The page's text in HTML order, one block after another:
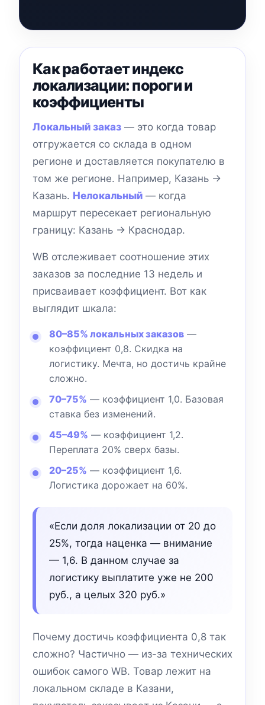
Как работает индекс
локализации: пороги и
коэффициенты
Локальный заказ — это когда товар
отгружается со склада в одном
регионе и доставляется покупателю в
том же регионе. Например, Казань →
Казань. Нелокальный — когда
маршрут пересекает региональную
границу: Казань → Краснодар.
WB отслеживает соотношение этих
заказов за последние 13 недель и
присваивает коэффициент. Вот как
выглядит шкала:
80–85% локальных заказов —
коэффициент 0,8. Скидка на
логистику. Мечта, но достичь крайне
сложно.
70–75% — коэффициент 1,0. Базовая
ставка без изменений.
45–49% — коэффициент 1,2.
Переплата 20% сверх базы.
20–25% — коэффициент 1,6.
Логистика дорожает на 60%.
«Если доля локализации от 20 до
25%, тогда наценка — внимание
— 1,6. В данном случае за
логистику выплатите уже не 200
руб., а целых 320 руб.»
Почему достичь коэффициента 0,8 так
сложно? Частично — из-за технических
ошибок самого WB. Товар лежит на
локальном складе в Казани,